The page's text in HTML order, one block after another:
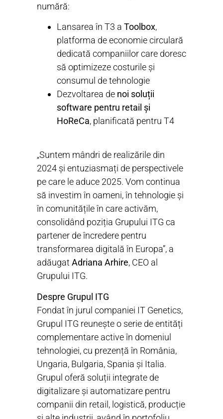
numără:
Lansarea în T3 a Toolbox,
platforma de economie circulară
dedicată companiilor care doresc
să optimizeze costurile și
consumul de tehnologie
Dezvoltarea de noi soluții
software pentru retail și
HoReCa, planificată pentru T4
„Suntem mândri de realizările din
2024 și entuziasmați de perspectivele
pe care le aduce 2025. Vom continua
să investim în oameni, în tehnologie și
în comunitățile în care activăm,
consolidând poziția Grupului ITG ca
partener de încredere pentru
transformarea digitală în Europa”, a
adăugatAdriana Arhire, CEO al
Grupului ITG.
Despre Grupul ITG
Fondat în jurul companiei IT Genetics,
Grupul ITG reunește o serie de entități
complementare active în domeniul
tehnologiei, cu prezență în România,
Ungaria, Bulgaria, Spania și Italia.
Grupul oferă soluții integrate de
digitalizare și automatizare pentru
companii din retail, logistică, producție